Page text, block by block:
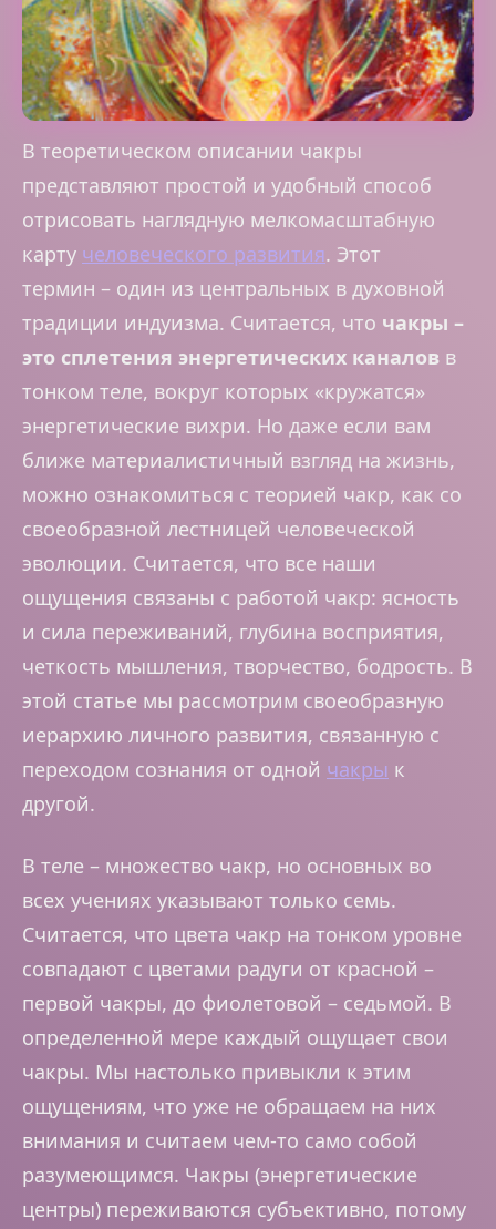
В теоретическом описании чакры
представляют простой и удобный способ
отрисовать наглядную мелкомасштабную
карту человеческого развития. Этот
термин – один из центральных в духовной
традиции индуизма. Считается, что чакры –
это сплетения энергетических каналов в
тонком теле, вокруг которых «кружатся»
энергетические вихри. Но даже если вам
ближе материалистичный взгляд на жизнь,
можно ознакомиться с теорией чакр, как со
своеобразной лестницей человеческой
эволюции. Считается, что все наши
ощущения связаны с работой чакр: ясность
и сила переживаний, глубина восприятия,
четкость мышления, творчество, бодрость. В
этой статье мы рассмотрим своеобразную
иерархию личного развития, связанную с
переходом сознания от одной чакры к
другой.
В теле – множество чакр, но основных во
всех учениях указывают только семь.
Считается, что цвета чакр на тонком уровне
совпадают с цветами радуги от красной –
первой чакры, до фиолетовой – седьмой. В
определенной мере каждый ощущает свои
чакры. Мы настолько привыкли к этим
ощущениям, что уже не обращаем на них
внимания и считаем чем-то само собой
разумеющимся. Чакры (энергетические
центры) переживаются субъективно, потому